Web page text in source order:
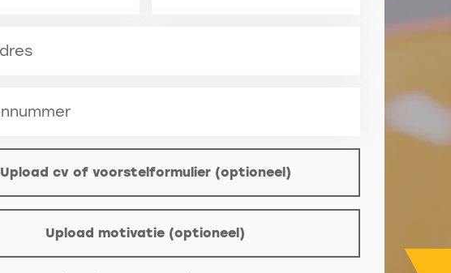
Upload cv of voorstelformulier (optioneel)
Upload motivatie (optioneel)